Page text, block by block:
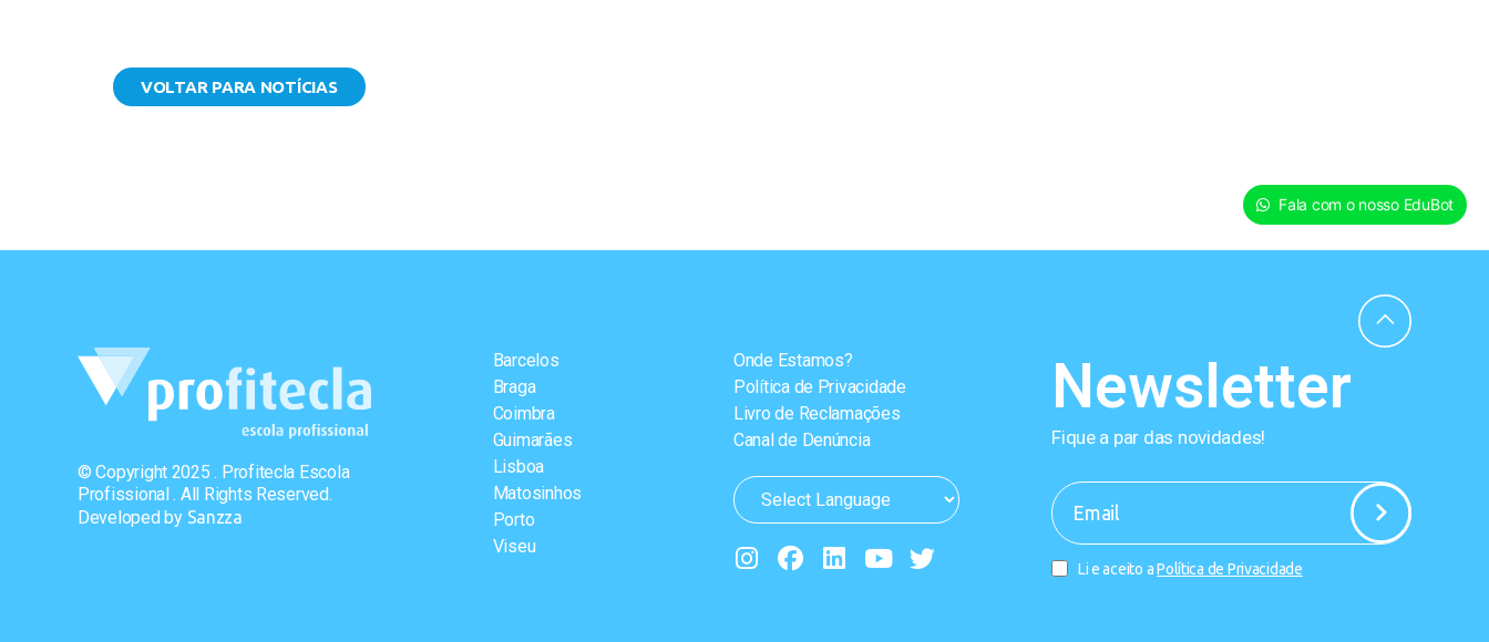
VOLTAR PARA NOTÍCIAS
© Copyright 2025 . Profitecla Escola
Profissional . All Rights Reserved.
Developed by Sanzza
Barcelos
Braga
Coimbra
Guimarães
Lisboa
Matosinhos
Porto
Viseu
Onde Estamos?
Política de Privacidade
Livro de Reclamações
Canal de Denúncia
Newsletter
Fique a par das novidades!
Li e aceito aPolítica de Privacidade
-
Fala com o nosso EduBot